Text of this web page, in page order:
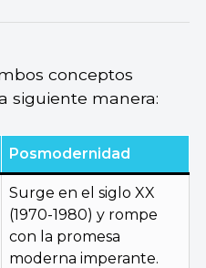
conceptos
siguiente manera:
Posmodernidad
Surge en el siglo XX
(1970-1980) y rompe
con la promesa
moderna imperante.